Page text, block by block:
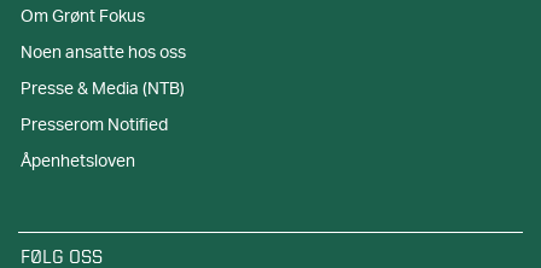
Om Grønt Fokus
Noen ansatte hos oss
Presse & Media (NTB)
Presserom Notified
Åpenhetsloven
FØLG OSS